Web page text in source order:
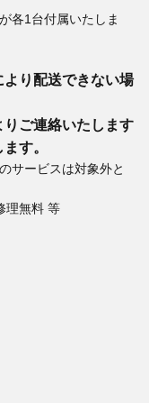
各1台付属いたしま
り配送できない場
ご連絡いたします
す。
サービスは対象外と
理無料 等